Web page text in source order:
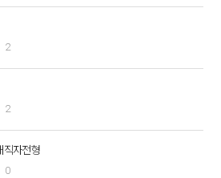
2
2
직자전형
0